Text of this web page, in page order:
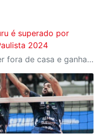
é superado por
2024
Equipe de Bauru precisa vencer fora de casa e ganhar o golden set para classificar para a final estadual